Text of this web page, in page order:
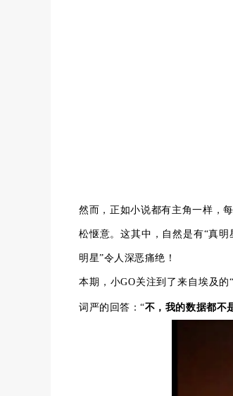
然而，正如小说都有主角一样，
松惬意。这其中，自然是有“真
明星”令人深恶痛绝！
本期，小GO关注到了来自埃及
词严的回答：“不，我的数据都不